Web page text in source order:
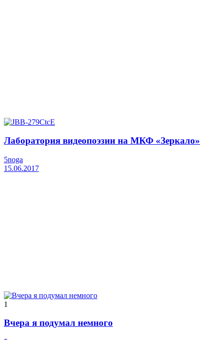
Лаборатория видеопоэзии на МКФ «Зеркало»
5noga
15.06.2017
1
Вчера я подумал немного